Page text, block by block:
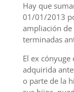
Hay que
01/01/2013
ampliación
terminadas
El ex
adquirida
o parte de la